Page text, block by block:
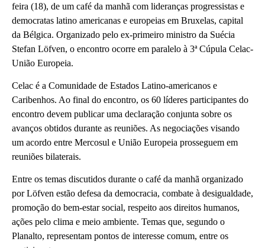
feira (18), de um café da manhã com lideranças progressistas e
democratas latino americanas e europeias em Bruxelas, capital
da Bélgica. Organizado pelo ex-primeiro ministro da Suécia
Stefan Löfven, o encontro ocorre em paralelo à 3ª Cúpula Celac-
União Europeia.
Celac é a Comunidade de Estados Latino-americanos e
Caribenhos. Ao final do encontro, os 60 líderes participantes do
encontro devem publicar uma declaração conjunta sobre os
avanços obtidos durante as reuniões. As negociações visando
um acordo entre Mercosul e União Europeia prosseguem em
reuniões bilaterais.
Entre os temas discutidos durante o café da manhã organizado
por Löfven estão defesa da democracia, combate à desigualdade,
promoção do bem-estar social, respeito aos direitos humanos,
ações pelo clima e meio ambiente. Temas que, segundo o
Planalto, representam pontos de interesse comum, entre os